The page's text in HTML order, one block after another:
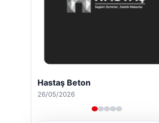
Hastaş Beton
26/05/2026